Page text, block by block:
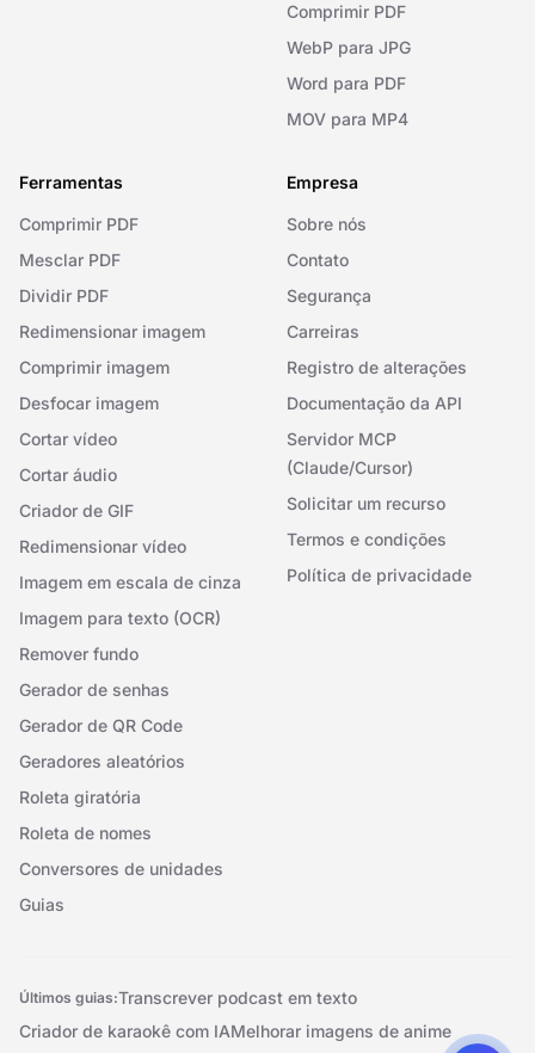
Comprimir PDF
WebP para JPG
Word para PDF
MOV para MP4
Ferramentas
Comprimir PDF
Mesclar PDF
Dividir PDF
Redimensionar imagem
Comprimir imagem
Desfocar imagem
Cortar vídeo
Cortar áudio
Criador de GIF
Redimensionar vídeo
Imagem em escala de cinza
Imagem para texto (OCR)
Remover fundo
Gerador de senhas
Gerador de QR Code
Geradores aleatórios
Roleta giratória
Roleta de nomes
Conversores de unidades
Guias
Empresa
Sobre nós
Contato
Segurança
Carreiras
Registro de alterações
Documentação da API
Servidor MCP
(Claude/Cursor)
Solicitar um recurso
Termos e condições
Política de privacidade
Últimos guias:Transcrever podcast em texto
Criador de karaokê com IAMelhorar imagens de anime